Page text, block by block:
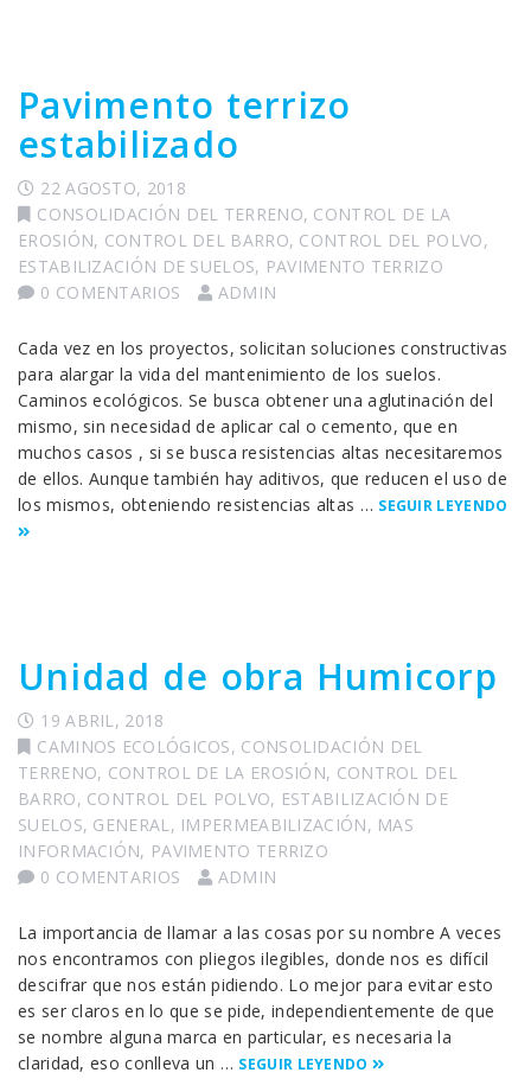
Pavimento terrizo
estabilizado
22 AGOSTO, 2018
CONSOLIDACIÓN DEL TERRENO, CONTROL DE LA
EROSIÓN, CONTROL DEL BARRO, CONTROL DEL POLVO,
ESTABILIZACIÓN DE SUELOS, PAVIMENTO TERRIZO
0 COMENTARIOS
ADMIN
Cada vez en los proyectos, solicitan soluciones constructivas
para alargar la vida del mantenimiento de los suelos.
Caminos ecológicos. Se busca obtener una aglutinación del
mismo, sin necesidad de aplicar cal o cemento, que en
muchos casos , si se busca resistencias altas necesitaremos
de ellos. Aunque también hay aditivos, que reducen el uso de
los mismos, obteniendo resistencias altas … SEGUIR LEYENDO
Unidad de obra Humicorp
19 ABRIL, 2018
CAMINOS ECOLÓGICOS, CONSOLIDACIÓN DEL
TERRENO, CONTROL DE LA EROSIÓN, CONTROL DEL
BARRO, CONTROL DEL POLVO, ESTABILIZACIÓN DE
SUELOS, GENERAL, IMPERMEABILIZACIÓN, MAS
INFORMACIÓN, PAVIMENTO TERRIZO
0 COMENTARIOS
ADMIN
La importancia de llamar a las cosas por su nombre A veces
nos encontramos con pliegos ilegibles, donde nos es difícil
descifrar que nos están pidiendo. Lo mejor para evitar esto
es ser claros en lo que se pide, independientemente de que
se nombre alguna marca en particular, es necesaria la
claridad, eso conlleva un … SEGUIR LEYENDO